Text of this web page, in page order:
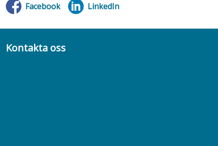
Facebook LinkedIn
Kontakta oss